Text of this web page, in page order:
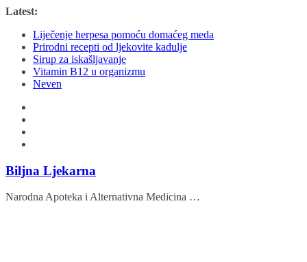
Skip
content
Latest:
Liječenje herpesa pomoću domaćeg meda
Prirodni recepti od ljekovite kadulje
Sirup za iskašljavanje
Vitamin B12 u organizmu
Neven
Biljna Ljekarna
Narodna Apoteka i Alternativna Medicina …